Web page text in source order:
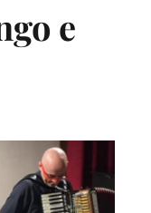
e